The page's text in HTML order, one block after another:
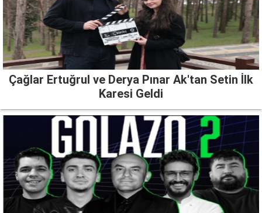
Çağlar Ertuğrul ve Derya Pınar Ak'tan Setin İlk
Karesi Geldi